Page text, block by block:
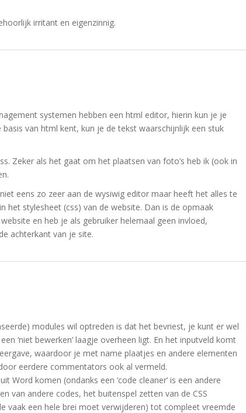
irritant en eigenzinnig.
systemen hebben een html editor, hierin kun je je
basis van html kent, kun je de tekst waarschijnlijk een stuk
Zeker als het gaat om het plaatsen van foto’s heb ik (ook in
eens zo zeer aan de wysiwig editor maar heeft het alles te
het stylesheet (css) van de website. Dan is de opmaak
en heb je als gebruiker helemaal geen invloed,
achterkant van je site.
modules wil optreden is dat het bevriest, je kunt er wel
‘niet bewerken’ laagje overheen ligt. En het inputveld komt
waardoor je met name plaatjes en andere elementen
eerdere commentators ook al vermeld.
Word komen (ondanks een ‘code cleaner’ is een andere
van andere codes, het buitenspel zetten van de CSS
vaak een hele brei moet verwijderen) tot compleet vreemde